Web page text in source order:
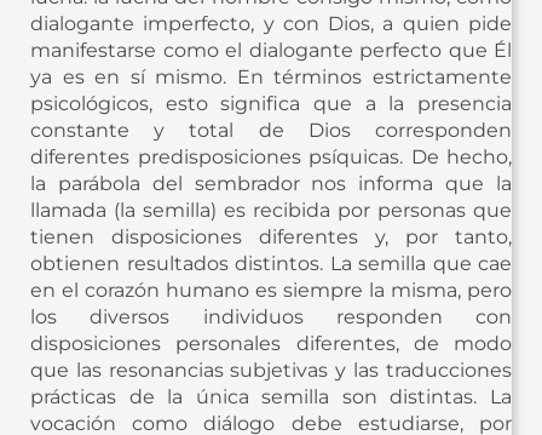
dialogante imperfecto, y con Dios, a quien pide
manifestarse como el dialogante perfecto que Él
ya es en sí mismo. En términos estrictamente
psicológicos, esto significa que a la presencia
constante y total de Dios corresponden
diferentes predisposiciones psíquicas. De hecho,
la parábola del sembrador nos informa que la
llamada (la semilla) es recibida por personas que
tienen disposiciones diferentes y, por tanto,
obtienen resultados distintos. La semilla que cae
en el corazón humano es siempre la misma, pero
los diversos individuos responden con
disposiciones personales diferentes, de modo
que las resonancias subjetivas y las traducciones
prácticas de la única semilla son distintas. La
vocación como diálogo debe estudiarse, por